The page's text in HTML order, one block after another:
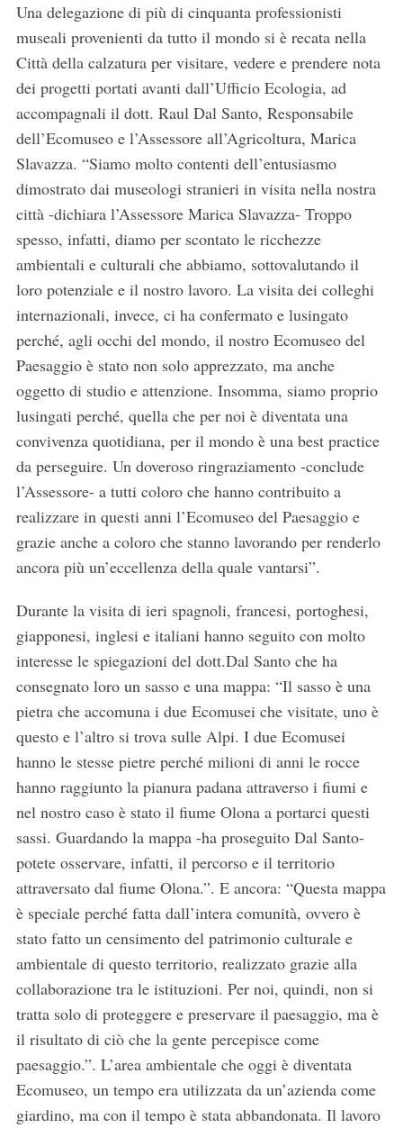
Una delegazione di più di cinquanta professionisti
museali provenienti da tutto il mondo si è recata nella
Città della calzatura per visitare, vedere e prendere nota
dei progetti portati avanti dall’Ufficio Ecologia, ad
accompagnali il dott. Raul Dal Santo, Responsabile
dell’Ecomuseo e l’Assessore all’Agricoltura, Marica
Slavazza. “Siamo molto contenti dell’entusiasmo
dimostrato dai museologi stranieri in visita nella nostra
città -dichiara l’Assessore Marica Slavazza- Troppo
spesso, infatti, diamo per scontato le ricchezze
ambientali e culturali che abbiamo, sottovalutando il
loro potenziale e il nostro lavoro. La visita dei colleghi
internazionali, invece, ci ha confermato e lusingato
perché, agli occhi del mondo, il nostro Ecomuseo del
Paesaggio è stato non solo apprezzato, ma anche
oggetto di studio e attenzione. Insomma, siamo proprio
lusingati perché, quella che per noi è diventata una
convivenza quotidiana, per il mondo è una best practice
da perseguire. Un doveroso ringraziamento -conclude
l’Assessore- a tutti coloro che hanno contribuito a
realizzare in questi anni l’Ecomuseo del Paesaggio e
grazie anche a coloro che stanno lavorando per renderlo
ancora più un’eccellenza della quale vantarsi”.
Durante la visita di ieri spagnoli, francesi, portoghesi,
giapponesi, inglesi e italiani hanno seguito con molto
interesse le spiegazioni del dott.Dal Santo che ha
consegnato loro un sasso e una mappa: “Il sasso è una
pietra che accomuna i due Ecomusei che visitate, uno è
questo e l’altro si trova sulle Alpi. I due Ecomusei
hanno le stesse pietre perché milioni di anni le rocce
hanno raggiunto la pianura padana attraverso i fiumi e
nel nostro caso è stato il fiume Olona a portarci questi
sassi. Guardando la mappa -ha proseguito Dal Santo-
potete osservare, infatti, il percorso e il territorio
attraversato dal fiume Olona.”. E ancora: “Questa mappa
è speciale perché fatta dall’intera comunità, ovvero è
stato fatto un censimento del patrimonio culturale e
ambientale di questo territorio, realizzato grazie alla
collaborazione tra le istituzioni. Per noi, quindi, non si
tratta solo di proteggere e preservare il paesaggio, ma è
il risultato di ciò che la gente percepisce come
paesaggio.”. L’area ambientale che oggi è diventata
Ecomuseo, un tempo era utilizzata da un’azienda come
giardino, ma con il tempo è stata abbandonata. Il lavoro